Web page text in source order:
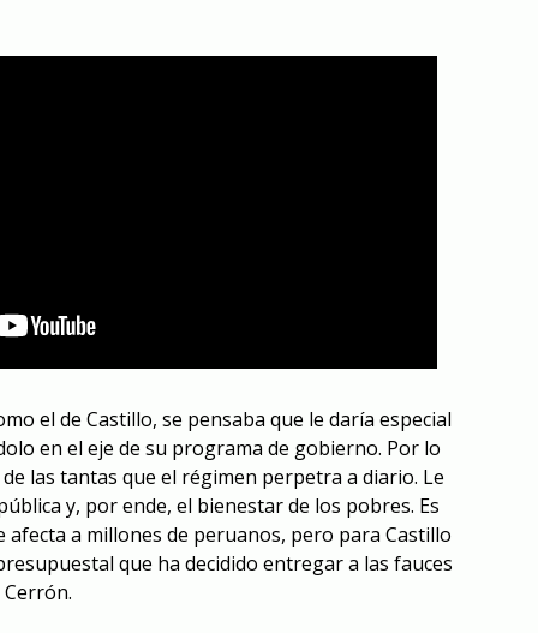
el de Castillo, se pensaba que le daría especial
en el eje de su programa de gobierno. Por lo
las tantas que el régimen perpetra a diario. Le
y, por ende, el bienestar de los pobres. Es
a millones de peruanos, pero para Castillo
que ha decidido entregar a las fauces